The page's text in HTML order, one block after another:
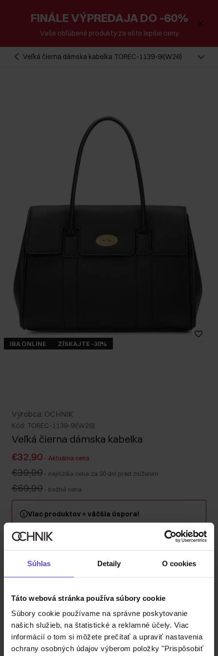
Súhlas Detaily O cookies
Táto webová stránka používa súbory cookie
Súbory cookie používame na správne poskytovanie
našich služieb, na štatistické a reklamné účely. Viac
informácií o tom si môžete prečítať a upraviť nastavenia
ochrany osobných údajov výberom položky "Prispôsobiť
FINÁLE VÝPREDAJA DO -60%
Vaše obľúbené produkty za ešte lepšie ceny
Veľká čierna dámska kabelka TOREC-1139-9I(W26)
IBA ONLINE ZÍSKAJTE -30%
Výrobca: OCHNIK
Kód: TOREC-1139-9I(W26)
Veľká čierna dámska kabelka
€32,90 - Aktuálna cena
€39,90 - najnižšia cena za 30 dní pred znížením
€69,90 - bežná cena
Viac produktov = väčšia úspora!
Kúpte si minimálne 2 kusy z kategórie kabeliek, kufrov
alebo cestovných kozmetických taštičiek a získajte 30
% zľavu na druhý a každý ďalší kus! Kombinujte
ľubovoľne – zľava sa automaticky započítava v košíku.
Popis produktu
Detaily